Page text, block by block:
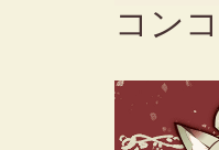
コン